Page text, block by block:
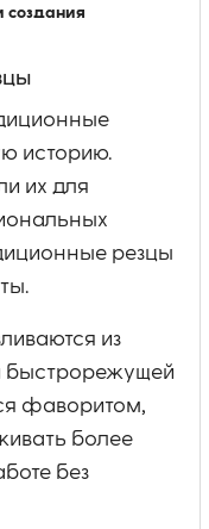
создания
историю.
их для
резцы
из
быстрорежущей
фаворитом,
более
без